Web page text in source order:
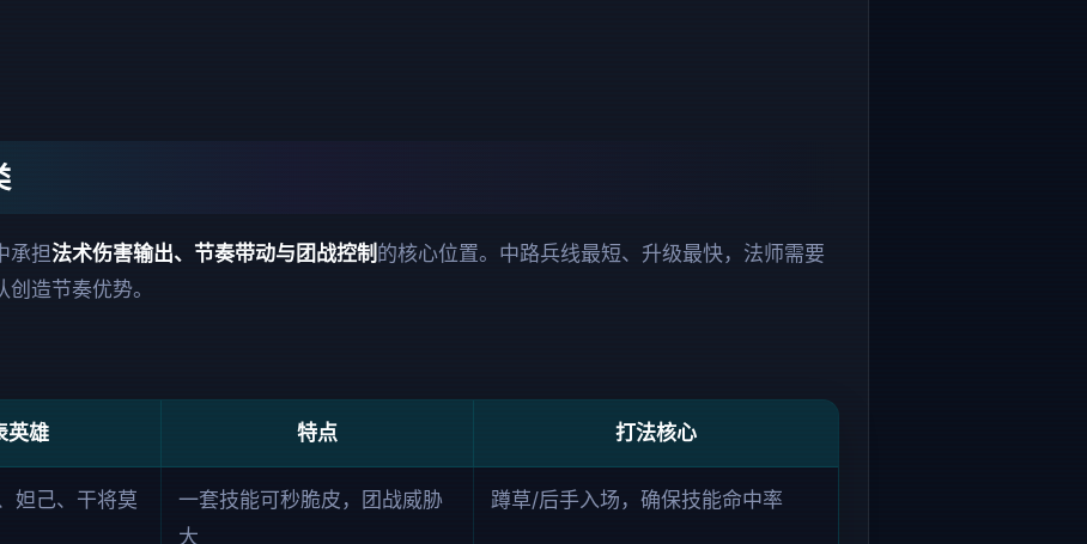
承担法术伤害输出、节奏带动与团战控制 的核心位置。中路兵线最短、升级最快，法师需要
造节奏优势。
英雄 特点 打法核心
妲己、干将莫
一套技能可秒脆皮，团战威胁
大
蹲草/后手入场，确保技能命中率